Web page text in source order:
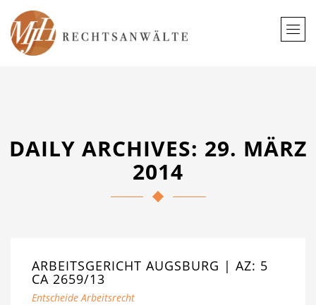
DAILY ARCHIVES: 29. MÄRZ
2014
ARBEITSGERICHT AUGSBURG | AZ: 5
CA 2659/13
Entscheide Arbeitsrecht